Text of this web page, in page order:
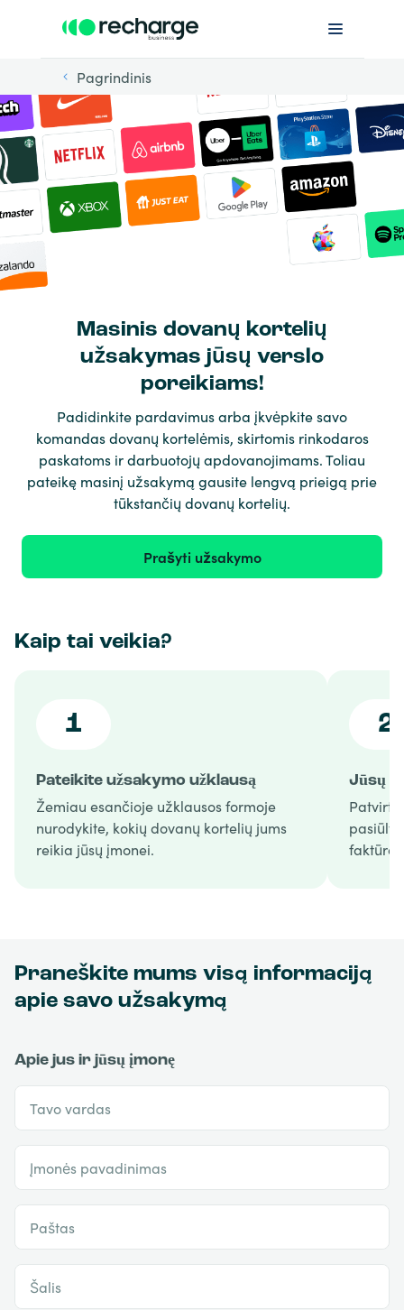
Pagrindinis
Masinis dovanų kortelių
užsakymas jūsų verslo
poreikiams!
Padidinkite pardavimus arba įkvėpkite savo
komandas dovanų kortelėmis, skirtomis rinkodaros
paskatoms ir darbuotojų apdovanojimams. Toliau
pateikę masinį užsakymą gausite lengvą prieigą prie
tūkstančių dovanų kortelių.
Prašyti užsakymo
Kaip tai veikia?
1
Pateikite užsakymo užklausą
Žemiau esančioje užklausos formoje
nurodykite, kokių dovanų kortelių jums
reikia jūsų įmonei.
2
Jūsų
faktūrą.
Praneškite mums visą informaciją
apie savo užsakymą
Apie jus ir jūsų įmonę
Tavo vardas
Įmonės pavadinimas
Paštas
Šalis